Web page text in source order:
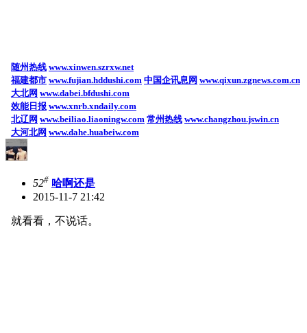
随州热线 www.xinwen.szrxw.net
福建都市 www.fujian.hddushi.com 中国企讯息网 www.qixun.zgnews.com.cn
大北网 www.dabei.bfdushi.com
效能日报 www.xnrb.xndaily.com
北辽网 www.beiliao.liaoningw.com 常州热线 www.changzhou.jswin.cn
大河北网 www.dahe.huabeiw.com
52# 哈啊还是
2015-11-7 21:42
就看看，不说话。